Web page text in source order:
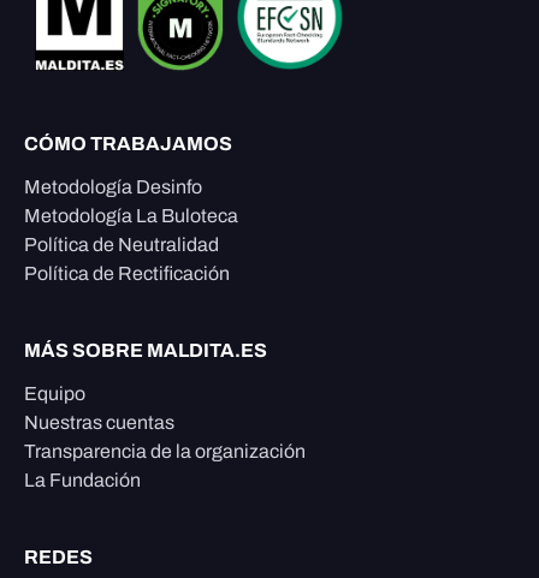
CÓMO TRABAJAMOS
Metodología Desinfo
Metodología La Buloteca
Política de Neutralidad
Política de Rectificación
MÁS SOBRE MALDITA.ES
Equipo
Nuestras cuentas
Transparencia de la organización
La Fundación
REDES